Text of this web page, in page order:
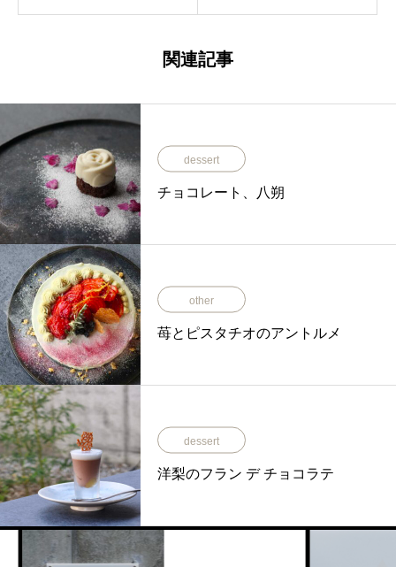
関連記事
dessert
チョコレート、八朔
other
苺とピスタチオのアントルメ
dessert
洋梨のフラン デ チョコラテ